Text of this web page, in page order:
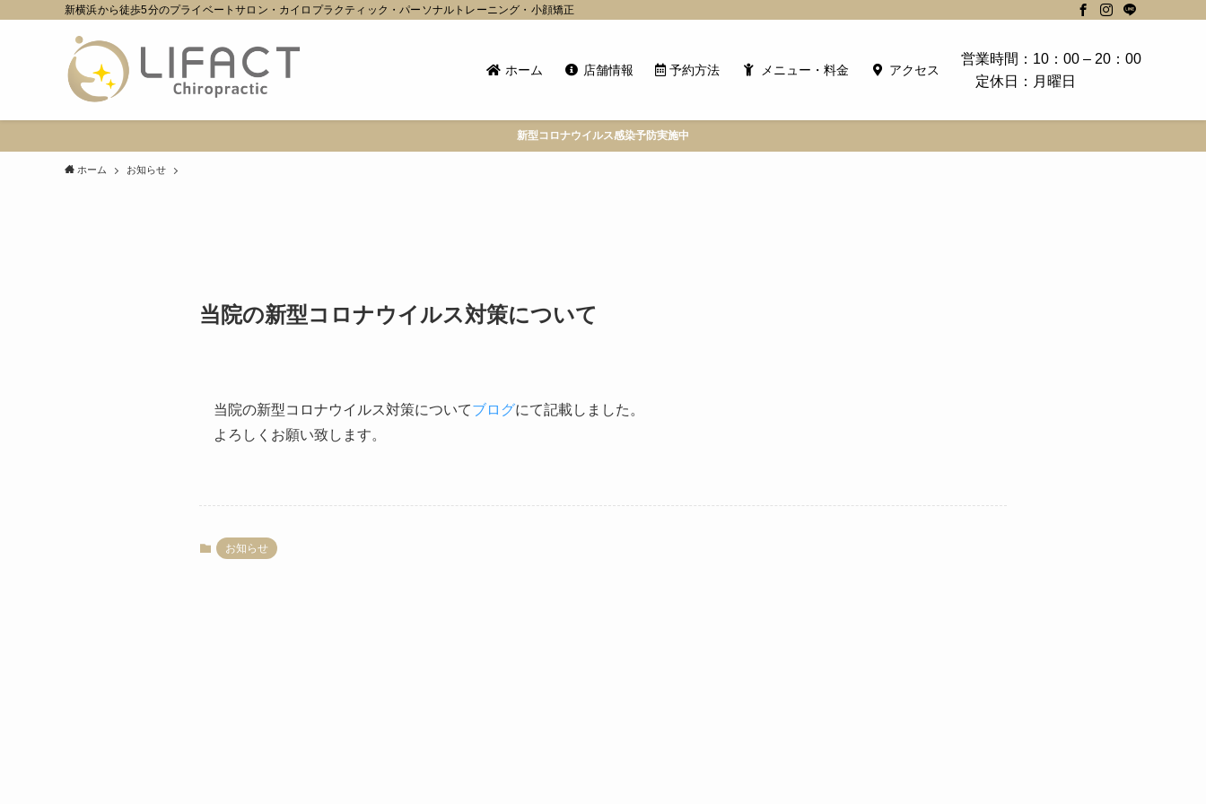
新横浜から徒歩5分のプライベートサロン・カイロプラクティック・パーソナルトレーニング・小顔矯正
ホーム 店舗情報 予約方法 メニュー・料金 アクセス
営業時間：10：00 – 20：00
定休日：月曜日
新型コロナウイルス感染予防実施中
ホーム お知らせ
当院の新型コロナウイルス対策について
当院の新型コロナウイルス対策についてブログにて記載しました。
よろしくお願い致します。
お知らせ